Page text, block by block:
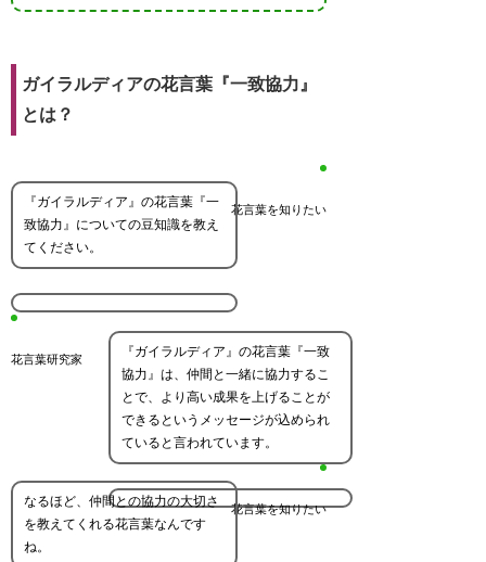
ガイラルディアの花言葉『一致協力』
とは？
花言葉を知りたい
『ガイラルディア』の花言葉『一
致協力』についての豆知識を教え
てください。
花言葉研究家
『ガイラルディア』の花言葉『一致
協力』は、仲間と一緒に協力するこ
とで、より高い成果を上げることが
できるというメッセージが込められ
ていると言われています。
花言葉を知りたい
なるほど、仲間との協力の大切さ
を教えてくれる花言葉なんです
ね。